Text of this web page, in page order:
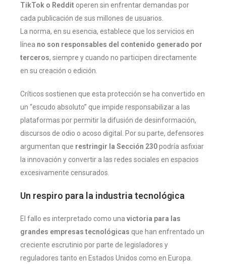
TikTok o Reddit operen sin enfrentar demandas por
cada publicación de sus millones de usuarios.
La norma, en su esencia, establece que los servicios en
línea no son responsables del contenido generado por
terceros, siempre y cuando no participen directamente
en su creación o edición.
Críticos sostienen que esta protección se ha convertido en
un “escudo absoluto” que impide responsabilizar a las
plataformas por permitir la difusión de desinformación,
discursos de odio o acoso digital. Por su parte, defensores
argumentan que restringir la Sección 230podría asfixiar
la innovación y convertir a las redes sociales en espacios
excesivamente censurados.
Un respiro para la industria tecnológica
El fallo es interpretado como una victoria para las
grandes empresas tecnológicas que han enfrentado un
creciente escrutinio por parte de legisladores y
reguladores tanto en Estados Unidos como en Europa.